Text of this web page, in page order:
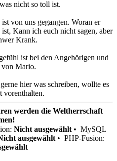
nicht so toll ist.
von uns gegangen. Woran er
ist, Kann ich euch nicht sagen, aber
Krank.
ist bei den Angehörigen und
von Mario.
hier was schreiben, wollte es
vorenthalten.
werden die Weltherrschaft
Nicht ausgewählt • MySQL
ausgewählt • PHP-Fusion: